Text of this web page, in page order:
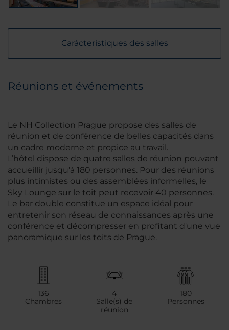
Carácteristiques des salles
Réunions et événements
Le NH Collection Prague propose des salles de
réunion et de conférence de belles capacités dans
un cadre moderne et propice au travail.
L’hôtel dispose de quatre salles de réunion pouvant
accueillir jusqu’à 180 personnes. Pour des réunions
plus intimistes ou des assemblées informelles, le
Sky Lounge sur le toit peut recevoir 40 personnes.
Le bar double constitue un espace idéal pour
entretenir son réseau de connaissances après une
conférence et décompresser en profitant d'une vue
panoramique sur les toits de Prague.
136
Chambres
4
Salle(s) de
réunion
180
Personnes